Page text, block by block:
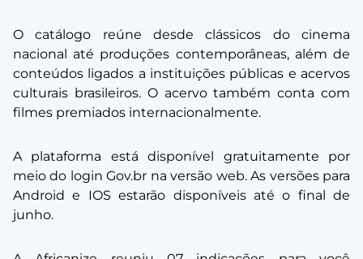
O catálogo reúne desde clássicos do cinema
nacional até produções contemporâneas, além de
conteúdos ligados a instituições públicas e acervos
culturais brasileiros. O acervo também conta com
filmes premiados internacionalmente.
A plataforma está disponível gratuitamente por
meio do login Gov.br na versão web. As versões para
Android e IOS estarão disponíveis até o final de
junho.